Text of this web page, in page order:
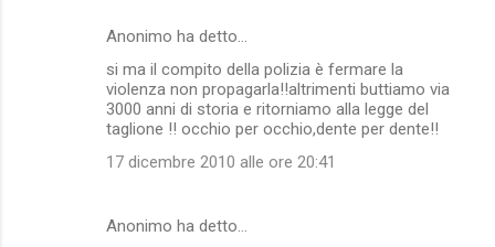
Anonimo ha detto…
si ma il compito della polizia è fermare la
violenza non propagarla!!altrimenti buttiamo via
3000 anni di storia e ritorniamo alla legge del
taglione !! occhio per occhio,dente per dente!!
17 dicembre 2010 alle ore 20:41
Anonimo ha detto…